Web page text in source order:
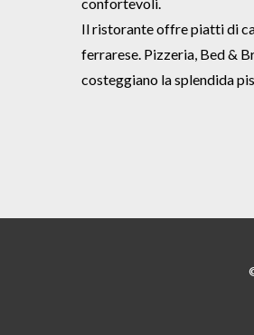
Il ristorante offre piatti di
ferrarese. Pizzeria, Bed &
costeggiano la splendida